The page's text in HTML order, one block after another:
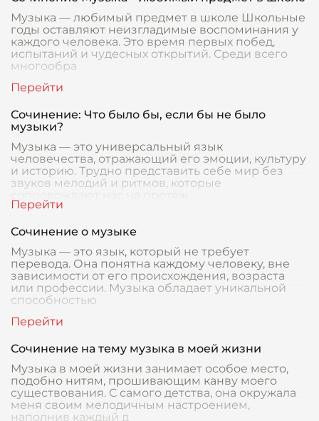
Музыка — любимый предмет в школе Школьные
годы оставляют неизгладимые воспоминания у
каждого человека. Это время первых побед,
испытаний и чудесных открытий. Среди всего
многообра
Сочинение: Что было бы, если бы не было
музыки?
Музыка — это универсальный язык
человечества, отражающий его эмоции, культуру
и историю. Трудно представить себе мир без
звуков мелодий и ритмов, которые
Сочинение о музыке
Музыка — это язык, который не требует
перевода. Она понятна каждому человеку, вне
зависимости от его происхождения, возраста
или профессии. Музыка обладает уникальной
способностью
Сочинение на тему музыка в моей жизни
Музыка в моей жизни занимает особое место,
подобно нитям, прошивающим канву моего
существования. С самого детства, она окружала
меня своим мелодичным настроением,
наполнив каждый д